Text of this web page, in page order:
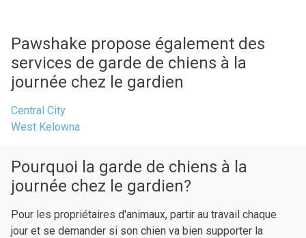
Pawshake propose également des
services de garde de chiens à la
journée chez le gardien
Central City
West Kelowna
Pourquoi la garde de chiens à la
journée chez le gardien?
Pour les propriétaires d'animaux, partir au travail chaque
jour et se demander si son chien va bien supporter la